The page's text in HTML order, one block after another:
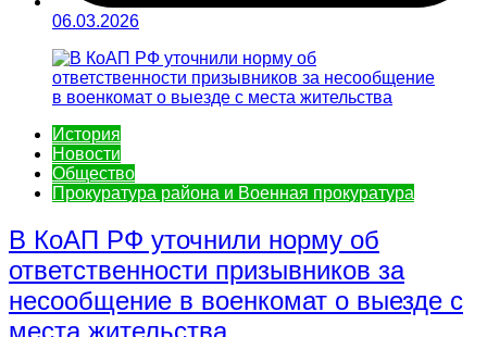
06.03.2026
История
Новости
Общество
Прокуратура района и Военная прокуратура
В КоАП РФ уточнили норму об
ответственности призывников за
несообщение в военкомат о выезде с
места жительства